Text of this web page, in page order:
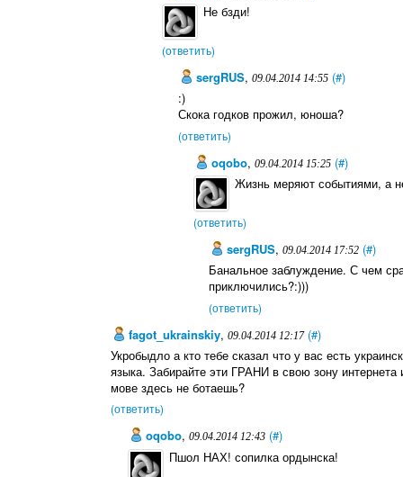
Не бзди!
(ответить)
sergRUS, 09.04.2014 14:55 (#)
:)
Скока годков прожил, юноша?
(ответить)
oqobo,09.04.2014 15:25 (#)
Жизнь меряют событиями, а
(ответить)
sergRUS, 09.04.2014 17:52 (#)
Банальное заблуждение. С чем
приключились?:)))
(ответить)
fagot_ukrainskiy, 09.04.2014 12:17 (#)
Укробыдло а кто тебе сказал что у вас есть
языка. Забирайте эти ГРАНИ в свою зону
мове здесь не ботаешь?
(ответить)
oqobo,09.04.2014 12:43 (#)
Пшол НАХ! сопилка ордынска!